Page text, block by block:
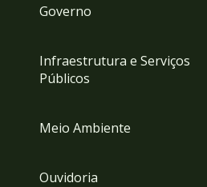
Governo
Infraestrutura e Serviços
Públicos
Meio Ambiente
Ouvidoria